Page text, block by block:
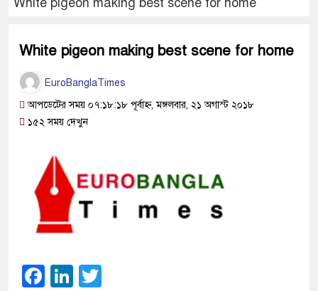
White pigeon making best scene for home
EuroBanglaTimes
আপডেটের সময় ০৭:১৮:১৮ পূর্বাহ্ন, মঙ্গলবার, ২১ অগাস্ট ২০১৮
১৫২ সময় দেখুন
Facebook
LinkedIn